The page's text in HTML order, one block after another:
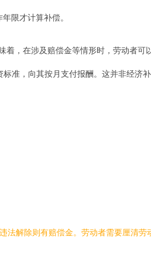
限才计算补偿。
着，在涉及赔偿金等情形时，劳动者可
准，向其按月支付报酬。这并非经济
法解除则有赔偿金。劳动者需要厘清劳